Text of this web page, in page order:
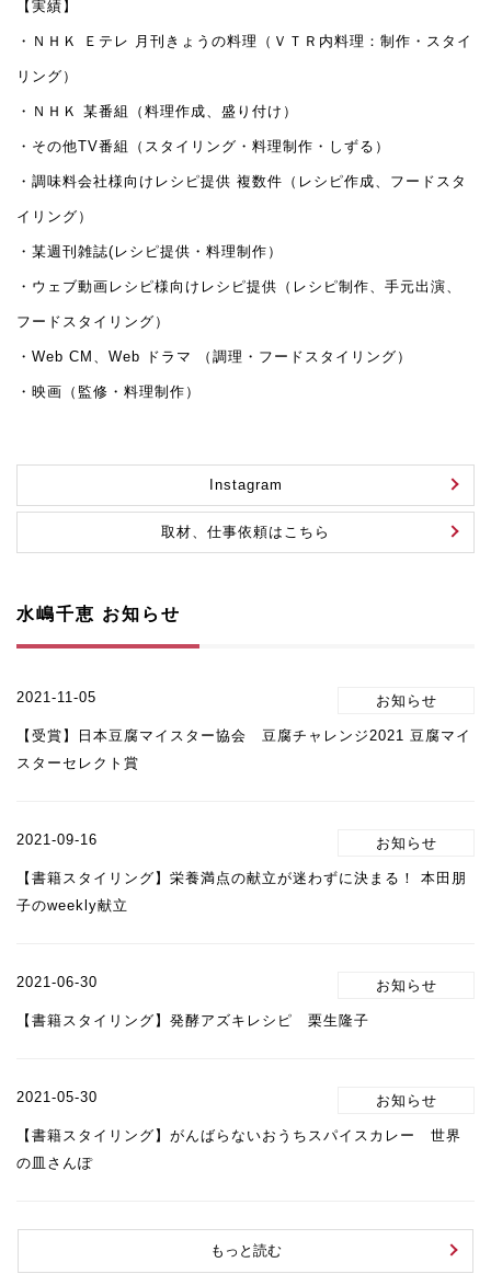
【実績】
・ＮＨＫ Ｅテレ 月刊きょうの料理（ＶＴＲ内料理：制作・スタイ
リング）
・ＮＨＫ 某番組（料理作成、盛り付け）
・その他TV番組（スタイリング・料理制作・しずる）
・調味料会社様向けレシピ提供 複数件（レシピ作成、フードスタ
イリング）
・某週刊雑誌(レシピ提供・料理制作）
・ウェブ動画レシピ様向けレシピ提供（レシピ制作、手元出演、
フードスタイリング）
・Web CM、Web ドラマ （調理・フードスタイリング）
・映画（監修・料理制作）
Instagram
取材、仕事依頼はこちら
水嶋千恵 お知らせ
2021-11-05
【受賞】日本豆腐マイスター協会 豆腐チャレンジ2021 豆腐マイ
スターセレクト賞
2021-09-16
【書籍スタイリング】栄養満点の献立が迷わずに決まる！ 本田朋
子のweekly献立
2021-06-30
【書籍スタイリング】発酵アズキレシピ 栗生隆子
2021-05-30
【書籍スタイリング】がんばらないおうちスパイスカレー 世界
の皿さんぽ
もっと読む